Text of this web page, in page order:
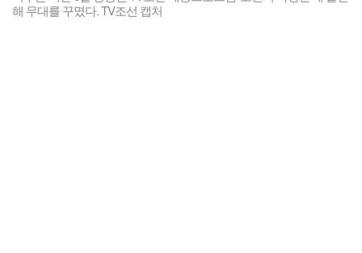
해 무대를 꾸몄다. TV조선 캡처